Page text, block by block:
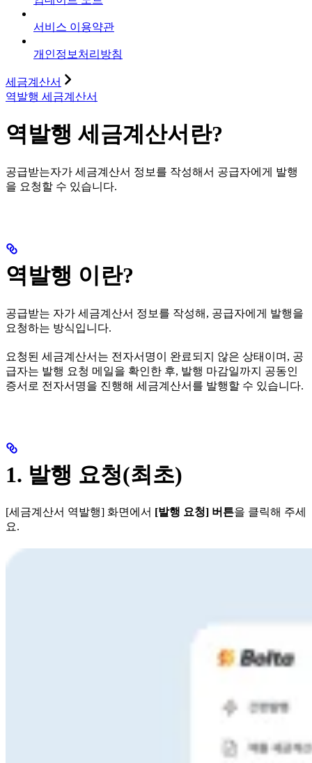
서비스 이용약관
개인정보처리방침
세금계산서
역발행 세금계산서
역발행 세금계산서란?
공급받는자가 세금계산서 정보를 작성해서 공급자에게 발행
을 요청할 수 있습니다.
역발행 이란?
공급받는 자가 세금계산서 정보를 작성해, 공급자에게 발행을
요청하는 방식입니다.
요청된 세금계산서는 전자서명이 완료되지 않은 상태이며, 공
급자는 발행 요청 메일을 확인한 후, 발행 마감일까지 공동인
증서로 전자서명을 진행해 세금계산서를 발행할 수 있습니다.
1. 발행 요청(최초)
[세금계산서 역발행] 화면에서 [발행 요청] 버튼을 클릭해 주세
요.